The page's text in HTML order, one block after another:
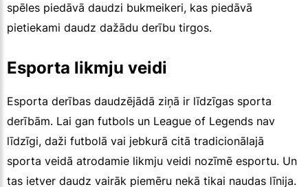
spēles piedāvā daudzi bukmeikeri, kas piedāvā
pietiekami daudz dažādu derību tirgos.
Esporta likmju veidi
Esporta derības daudzējādā ziņā ir līdzīgas sporta
derībām. Lai gan futbols un League of Legends nav
līdzīgi, daži futbolā vai jebkurā citā tradicionālajā
sporta veidā atrodamie likmju veidi nozīmē esportu. Un
tas ietver daudz vairāk piemēru nekā tikai naudas līnija.